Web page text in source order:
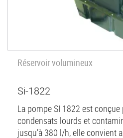
Réservoir volumineux
Si-1822
La pompe SI 1822 est conçue
condensats lourds et
jusqu’à 380 l/h, elle convient